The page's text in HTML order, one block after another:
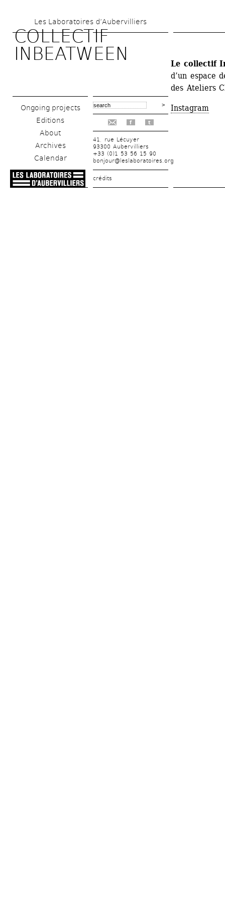
to
main
content
Les Laboratoires d’Aubervilliers
COLLECTIF
INBEATWEEN
Ongoing projects
Editions
About
Archives
Calendar
f t
41, rue Lécuyer
93300 Aubervilliers
+33 (0)1 53 56 15 90
bonjour@leslaboratoires.org
crédits
Le collectif
d’un espace
des Ateliers
Instagram